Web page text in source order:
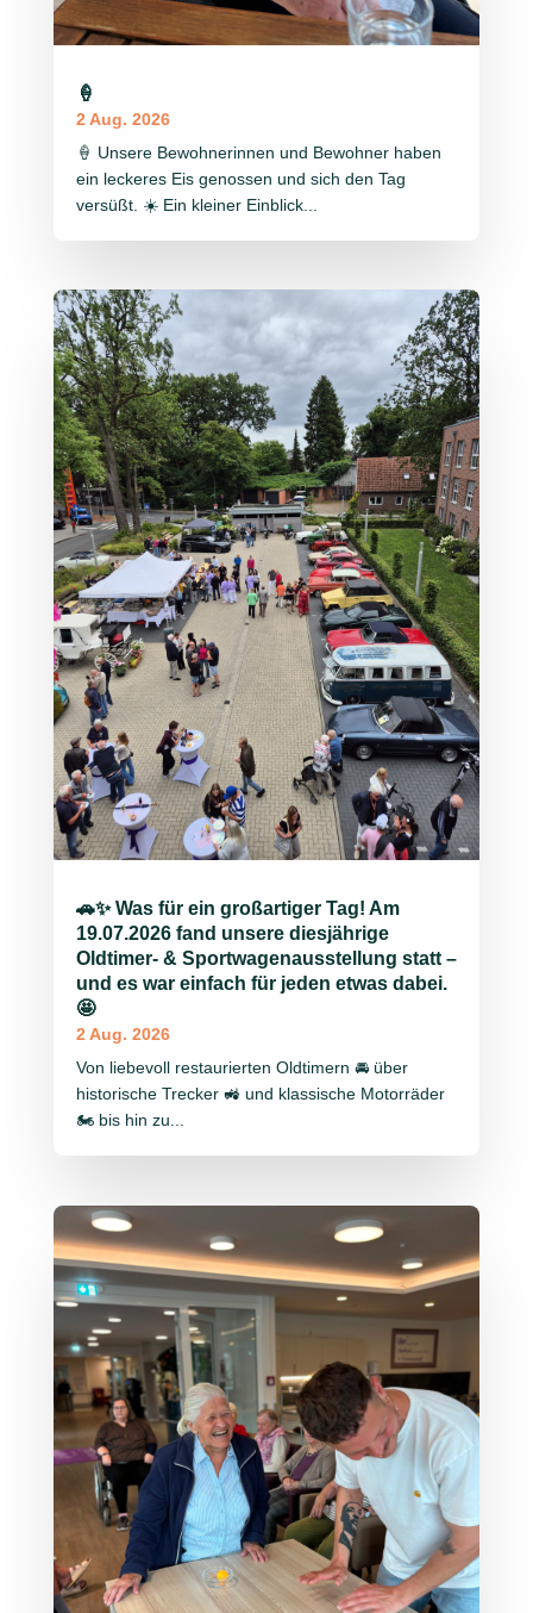
🍦
2 Aug. 2026
🍦 Unsere Bewohnerinnen und Bewohner haben
ein leckeres Eis genossen und sich den Tag
versüßt. ☀️ Ein kleiner Einblick...
🚗✨ Was für ein großartiger Tag! Am
19.07.2026 fand unsere diesjährige
Oldtimer- & Sportwagenausstellung statt –
und es war einfach für jeden etwas dabei.
🤩
2 Aug. 2026
Von liebevoll restaurierten Oldtimern 🚘 über
historische Trecker 🚜 und klassische Motorräder
🏍️ bis hin zu...